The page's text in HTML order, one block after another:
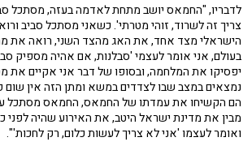
לדבריו, "החמאס יושב מתחת לאדמה בעזה, מסתכל
צריך זה לשרוד, זוהי מטרתי'. כשאני מסתכל סביב
הישראלי מצד אחד, את האג מהצד השני, רואה את
בעולם, אני אומר לעצמי 'סבלנות, אם אהיה מספיק
יפסיקו את המלחמה, ובסופו של דבר אני אקיים את
נמצאים במצב שבו לצדדים במשא ומתן הזה אין
הם הקשיחו את עמדתו של החמאס, החמאס מסתכל
מבין את מדינת ישראל היטב, את האירוע שהיה לפני
ואומר לעצמו 'אני לא צריך לעשות כלום, רק לחכות'".